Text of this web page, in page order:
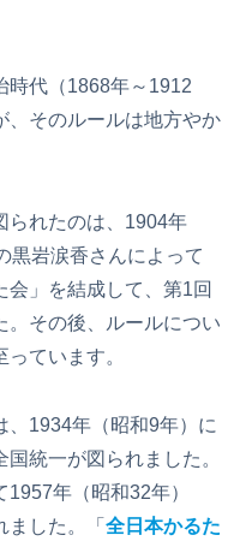
代（1868年～1912
、そのルールは地方やか
れたのは、1904年
黒岩涙香さんによって
会」を結成して、第1回
。その後、ルールについ
ています。
1934年（昭和9年）に
国統一が図られました。
年（昭和32年）
ました。「 全日本かるた